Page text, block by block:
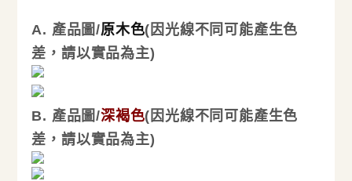
A. 產品圖/原木色(因光線不同可能產生色
差，請以實品為主)
B. 產品圖/深褐色(因光線不同可能產生色
差，請以實品為主)